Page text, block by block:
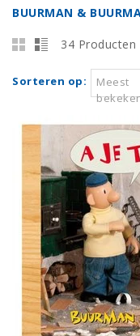
BUURMAN &
34 Producten
Sorteren op:
Meest